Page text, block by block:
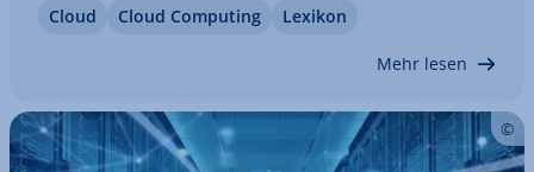
meisten Un­ter­neh­men bietet dieser Ansatz zahl­rei­
Cloud Cloud Computing Lexikon
Mehr lesen